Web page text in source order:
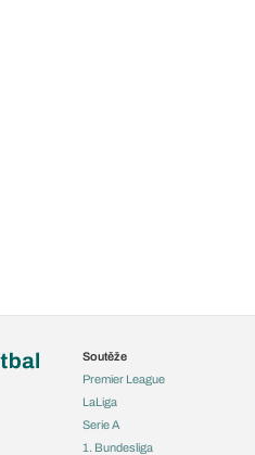
Soutěže
Premier League
LaLiga
Serie A
1. Bundesliga